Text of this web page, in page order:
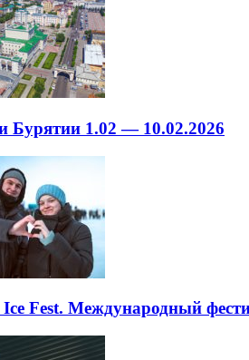
Бурятии 1.02 — 10.02.2026
Fest. Международный